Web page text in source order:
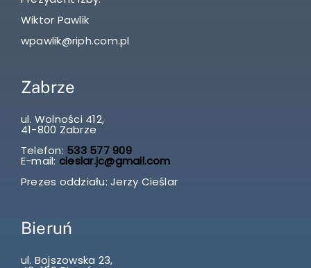
Wiktor Pawlik
wpawlik@riph.com.pl
Zabrze
ul. Wolności 412,
41-800 Zabrze
Telefon: 533 577 909
E-mail: cieslar.jc@gmail.com
Prezes oddziału: Jerzy Cieślar
Bieruń
ul. Bojszowska 23,